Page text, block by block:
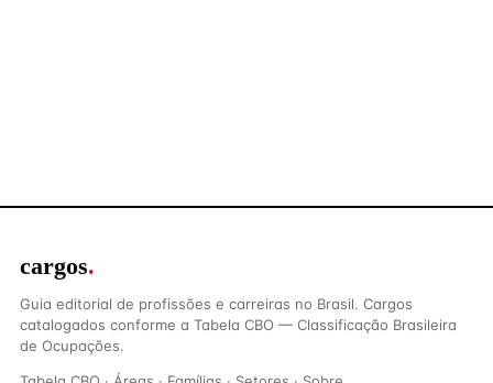
cargos.
Guia editorial de profissões e carreiras no Brasil. Cargos
catalogados conforme a Tabela CBO — Classificação Brasileira
de Ocupações.